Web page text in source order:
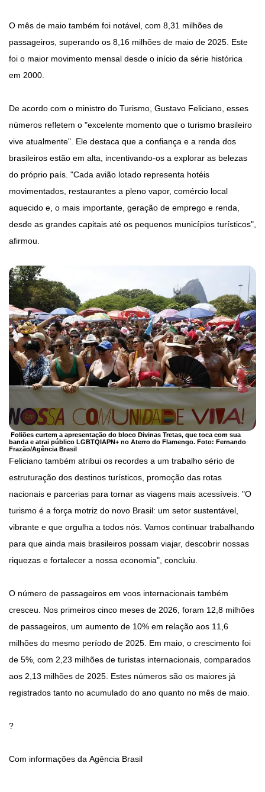
O mês de maio também foi notável, com 8,31 milhões de
passageiros, superando os 8,16 milhões de maio de 2025. Este
foi o maior movimento mensal desde o início da série histórica
em 2000.
De acordo com o ministro do Turismo, Gustavo Feliciano, esses
números refletem o "excelente momento que o turismo brasileiro
vive atualmente". Ele destaca que a confiança e a renda dos
brasileiros estão em alta, incentivando-os a explorar as belezas
do próprio país. "Cada avião lotado representa hotéis
movimentados, restaurantes a pleno vapor, comércio local
aquecido e, o mais importante, geração de emprego e renda,
desde as grandes capitais até os pequenos municípios turísticos",
afirmou.
Foliões curtem a apresentação do bloco Divinas Tretas, que toca com sua
banda e atrai público LGBTQIAPN+ no Aterro do Flamengo. Foto: Fernando
Frazão/Agência Brasil
Feliciano também atribui os recordes a um trabalho sério de
estruturação dos destinos turísticos, promoção das rotas
nacionais e parcerias para tornar as viagens mais acessíveis. "O
turismo é a força motriz do novo Brasil: um setor sustentável,
vibrante e que orgulha a todos nós. Vamos continuar trabalhando
para que ainda mais brasileiros possam viajar, descobrir nossas
riquezas e fortalecer a nossa economia", concluiu.
O número de passageiros em voos internacionais também
cresceu. Nos primeiros cinco meses de 2026, foram 12,8 milhões
de passageiros, um aumento de 10% em relação aos 11,6
milhões do mesmo período de 2025. Em maio, o crescimento foi
de 5%, com 2,23 milhões de turistas internacionais, comparados
aos 2,13 milhões de 2025. Estes números são os maiores já
registrados tanto no acumulado do ano quanto no mês de maio.
?
Com informações da Agência Brasil